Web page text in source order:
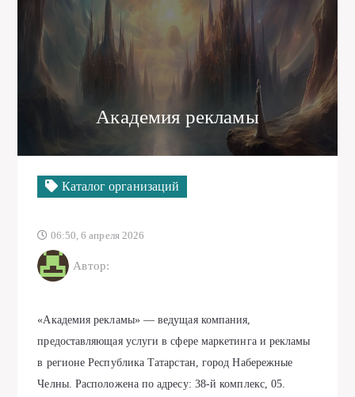
Академия рекламы
Каталог организаций
06:50, 6 апреля 2026
Автор:
«Академия рекламы» — ведущая компания,
предоставляющая услуги в сфере маркетинга и рекламы
в регионе Республика Татарстан, город Набережные
Челны. Расположена по адресу: 38-й комплекс, 05.